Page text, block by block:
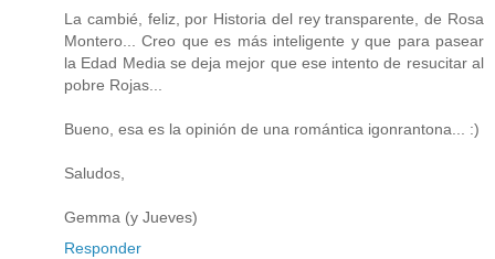
La cambié, feliz, por Historia del rey transparente, de Rosa
Montero... Creo que es más inteligente y que para pasear
la Edad Media se deja mejor que ese intento de resucitar al
pobre Rojas...
Bueno, esa es la opinión de una romántica igonrantona... :)
Saludos,
Gemma (y Jueves)
Responder